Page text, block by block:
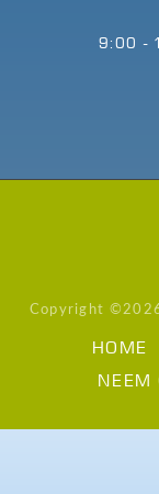
9:00 -
Copyright ©
HOME
NEEM